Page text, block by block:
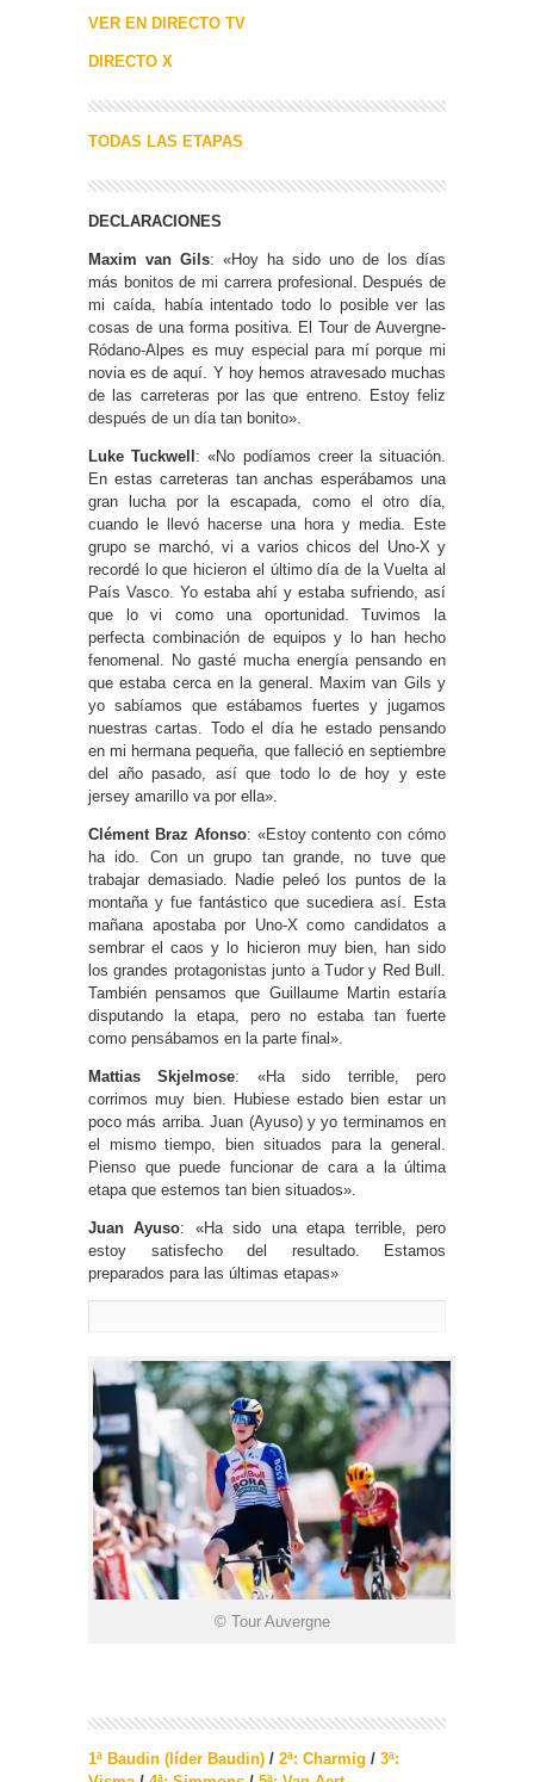
VER EN DIRECTO TV
DIRECTO X
TODAS LAS ETAPAS
DECLARACIONES
Maxim van Gils: «Hoy ha sido uno de los días
más bonitos de mi carrera profesional. Después de
mi caída, había intentado todo lo posible ver las
cosas de una forma positiva. El Tour de Auvergne-
Ródano-Alpes es muy especial para mí porque mi
novia es de aquí. Y hoy hemos atravesado muchas
de las carreteras por las que entreno. Estoy feliz
después de un día tan bonito».
Luke Tuckwell : «No podíamos creer la situación.
En estas carreteras tan anchas esperábamos una
gran lucha por la escapada, como el otro día,
cuando le llevó hacerse una hora y media. Este
grupo se marchó, vi a varios chicos del Uno-X y
recordé lo que hicieron el último día de la Vuelta al
País Vasco. Yo estaba ahí y estaba sufriendo, así
que lo vi como una oportunidad. Tuvimos la
perfecta combinación de equipos y lo han hecho
fenomenal. No gasté mucha energía pensando en
que estaba cerca en la general. Maxim van Gils y
yo sabíamos que estábamos fuertes y jugamos
nuestras cartas. Todo el día he estado pensando
en mi hermana pequeña, que falleció en septiembre
del año pasado, así que todo lo de hoy y este
jersey amarillo va por ella».
Clément Braz Afonso: «Estoy contento con cómo
ha ido. Con un grupo tan grande, no tuve que
trabajar demasiado. Nadie peleó los puntos de la
montaña y fue fantástico que sucediera así. Esta
mañana apostaba por Uno-X como candidatos a
sembrar el caos y lo hicieron muy bien, han sido
los grandes protagonistas junto a Tudor y Red Bull.
También pensamos que Guillaume Martin estaría
disputando la etapa, pero no estaba tan fuerte
como pensábamos en la parte final».
Mattias Skjelmose: «Ha sido terrible, pero
corrimos muy bien. Hubiese estado bien estar un
poco más arriba. Juan (Ayuso) y yo terminamos en
el mismo tiempo, bien situados para la general.
Pienso que puede funcionar de cara a la última
etapa que estemos tan bien situados».
Juan Ayuso: «Ha sido una etapa terrible, pero
estoy satisfecho del resultado. Estamos
preparados para las últimas etapas»
© Tour Auvergne
1ª Baudin (líder Baudin) / 2ª: Charmig / 3ª: